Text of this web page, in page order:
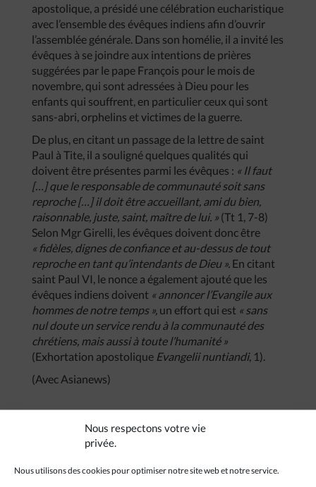
Nous respectons votre vie
privée.
Nous utilisons des cookies pour optimiser notre site web et notre service.
apostolique, a présidé une célébration eucharistique
avec l’ensemble des évêques indiens afin d’ouvrir
l’assemblée générale. Dans son homélie, il a invité les
évêques à se joindre aux intentions de prières
suggérées par le pape François pour le mois de
novembre, qui sont adressées à Dieu pour les
enfants qui souffrent, en particulier ceux qui sont
sans-abri, orphelins et victimes de la guerre.
De plus, en citant un passage de la lettre de saint
Paul à Tite, il a souligné quelques qualités qui
doivent être présentes parmi les évêques : « Il faut
[…] que le responsable de communauté soit sans
reproche […] il doit être accueillant, ami du bien,
raisonnable, juste, saint, maître de lui. » (Tt 1, 7-8)
Selon Mgr Girelli, les évêques doivent donc être
« fidèles, dignes de confiance et au-dessus de tout
reproche en tant qu’intendants de Dieu ». En citant
saint Paul VI, le nonce a également ajouté que les
évêques indiens doivent « annoncer l’Evangile aux
hommes de notre temps », un effort qui est « sans
nul doute un service rendu à la communauté des
chrétiens, mais aussi à toute l’humanité »
(Exhortation apostolique Evangelii nuntiandi, 1).
(Avec Asianews)
CRÉDITS